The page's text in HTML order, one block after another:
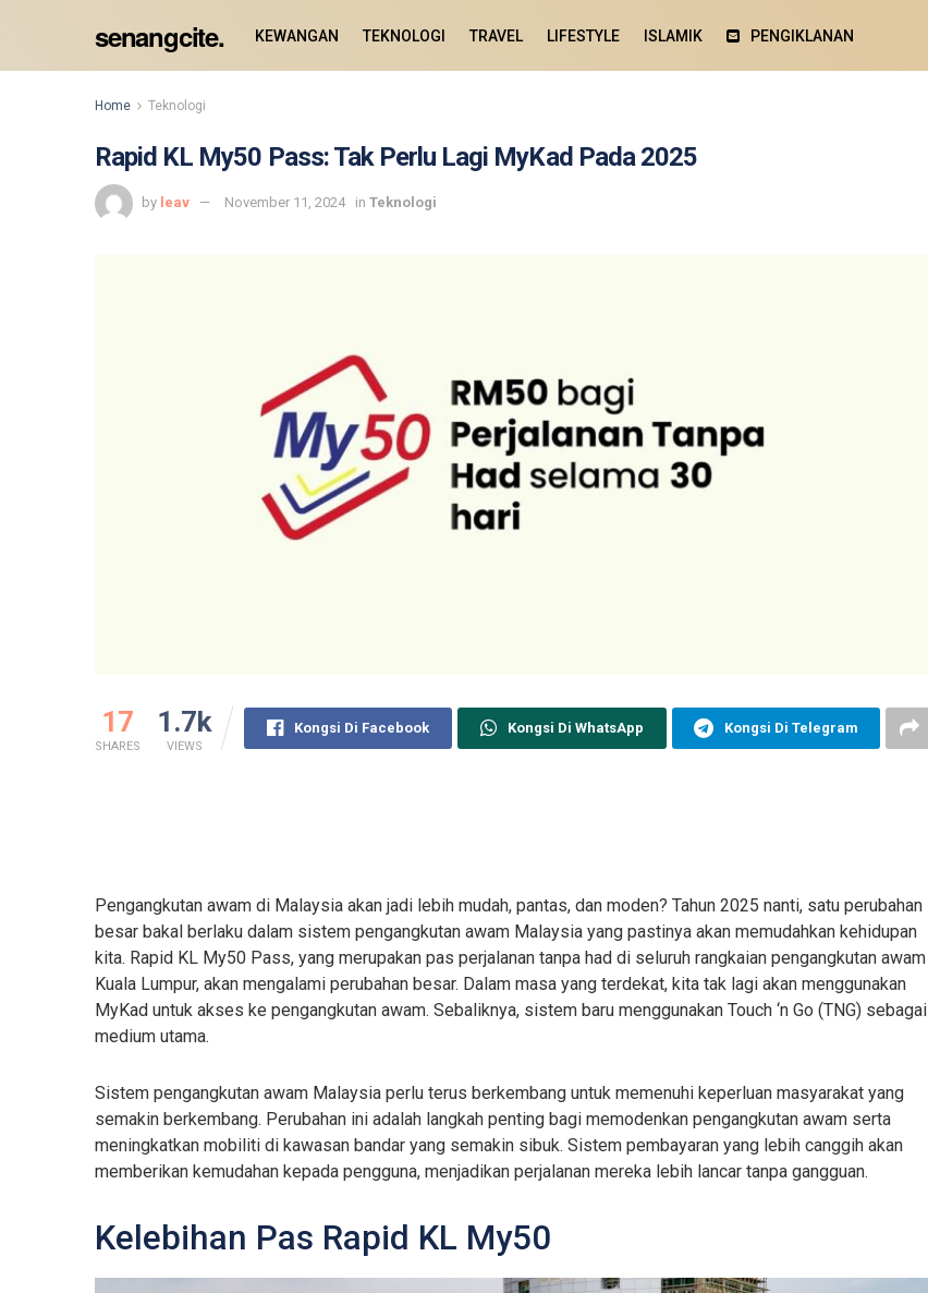
senangcite. KEWANGAN TEKNOLOGI TRAVEL LIFESTYLE ISLAMIK PENGIKLANAN
Home Teknologi
Rapid KL My50 Pass: Tak Perlu Lagi MyKad Pada 2025
by leav November 11, 2024 in Teknologi
17
SHARES
1.7k
VIEWS
Kongsi Di Facebook Kongsi Di WhatsApp Kongsi Di Telegram
Pengangkutan awam di Malaysia akan jadi lebih mudah, pantas, dan moden? Tahun 2025 nanti, satu perubahan
besar bakal berlaku dalam sistem pengangkutan awam Malaysia yang pastinya akan memudahkan kehidupan
kita. Rapid KL My50 Pass, yang merupakan pas perjalanan tanpa had di seluruh rangkaian pengangkutan awam
Kuala Lumpur, akan mengalami perubahan besar. Dalam masa yang terdekat, kita tak lagi akan menggunakan
MyKad untuk akses ke pengangkutan awam. Sebaliknya, sistem baru menggunakan Touch ‘n Go (TNG) sebagai
medium utama.
Sistem pengangkutan awam Malaysia perlu terus berkembang untuk memenuhi keperluan masyarakat yang
semakin berkembang. Perubahan ini adalah langkah penting bagi memodenkan pengangkutan awam serta
meningkatkan mobiliti di kawasan bandar yang semakin sibuk. Sistem pembayaran yang lebih canggih akan
memberikan kemudahan kepada pengguna, menjadikan perjalanan mereka lebih lancar tanpa gangguan.
Kelebihan Pas Rapid KL My50